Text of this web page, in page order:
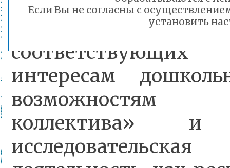
организации
интересам
возможностям
коллектива»
Если Вы не согласны с
установить